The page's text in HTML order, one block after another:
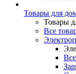
Товары для
Товары
Все